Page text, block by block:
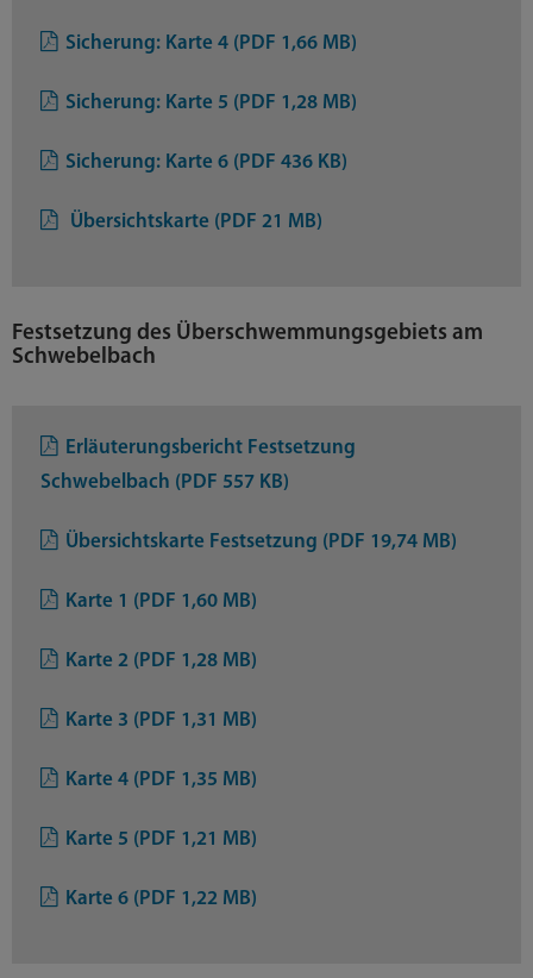
Sicherung: Karte 4 (PDF 1,66 MB)
Sicherung: Karte 5 (PDF 1,28 MB)
Sicherung: Karte 6 (PDF 436 KB)
Übersichtskarte (PDF 21 MB)
Festsetzung des Überschwemmungsgebiets am
Schwebelbach
Erläuterungsbericht Festsetzung
Schwebelbach (PDF 557 KB)
Übersichtskarte Festsetzung (PDF 19,74 MB)
Karte 1 (PDF 1,60 MB)
Karte 2 (PDF 1,28 MB)
Karte 3 (PDF 1,31 MB)
Karte 4 (PDF 1,35 MB)
Karte 5 (PDF 1,21 MB)
Karte 6 (PDF 1,22 MB)